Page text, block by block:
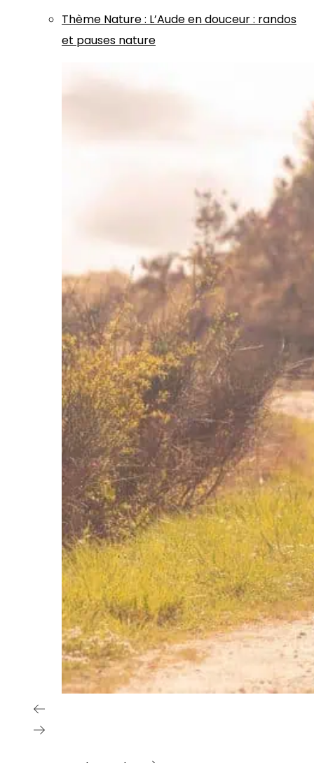
Thème Nature: L’Aude en douceur : randos
et pauses nature